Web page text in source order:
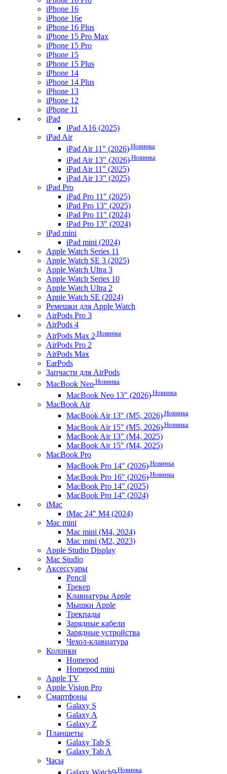
iPhone 16
iPhone 16e
iPhone 16 Plus
iPhone 15 Pro Max
iPhone 15 Pro
iPhone 15
iPhone 15 Plus
iPhone 14
iPhone 14 Plus
iPhone 13
iPhone 12
iPhone 11
iPad
iPad A16 (2025)
iPad Air
iPad Air 11" (2026) Новинка
iPad Air 13" (2026) Новинка
iPad Air 11" (2025)
iPad Air 13" (2025)
iPad Pro
iPad Pro 11" (2025)
iPad Pro 13" (2025)
iPad Pro 11" (2024)
iPad Pro 13" (2024)
iPad mini
iPad mini (2024)
Apple Watch Series 11
Apple Watch SE 3 (2025)
Apple Watch Ultra 3
Apple Watch Series 10
Apple Watch Ultra 2
Apple Watch SE (2024)
Ремешки для Apple Watch
AirPods Pro 3
AirPods 4
AirPods Max 2 Новинка
AirPods Pro 2
AirPods Max
EarPods
Запчасти для AirPods
MacBook Neo Новинка
MacBook Neo 13" (2026) Новинка
MacBook Air
MacBook Air 13" (M5, 2026) Новинка
MacBook Air 15" (M5, 2026) Новинка
MacBook Air 13" (M4, 2025)
MacBook Air 15" (M4, 2025)
MacBook Pro
MacBook Pro 14" (2026) Новинка
MacBook Pro 16" (2026) Новинка
MacBook Pro 14" (2025)
MacBook Pro 14" (2024)
iMac
iMac 24" M4 (2024)
Mac mini
Mac mini (M4, 2024)
Mac mini (M2, 2023)
Apple Studio Display
Mac Studio
Аксессуары
Pencil
Трекер
Клавиатуры Apple
Мышки Apple
Трекпады
Зарядные кабели
Зарядные устройства
Чехол-клавиатура
Колонки
Homepod
Homepod mini
Apple TV
Apple Vision Pro
Смартфоны
Galaxy S
Galaxy A
Galaxy Z
Планшеты
Galaxy Tab S
Galaxy Tab A
Часы
Galaxy Watch9 Новинка